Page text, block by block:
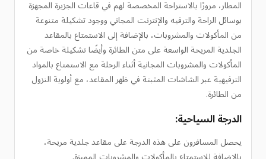
المطار، مرورًا بالاستراحة المخصصة لهم في قاعات الجزيرة المجهزة
بوسائل الراحة والترفيه والإنترنت المجاني ووجود تشكيلة متنوعة
من المأكولات والمشروبات، بالإضافة إلى الاستمتاع بالمقاعد
الجلدية المريحة الواسعة على متن الطائرة وأيضًا تشكيلة خاصة من
المأكولات والمشروبات المجانية أثناء الرحلة مع الاستمتاع بالمواد
الترفيهية عبر الشاشات المثبتة في ظهر المقاعد، مع أولوية النزول
من الطائرة.
الدرجة السياحية:
يحصل المسافرون على هذه الدرجة على مقاعد جلدية مريحة،